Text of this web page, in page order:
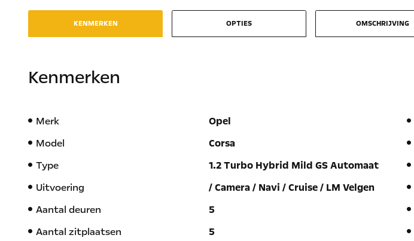
KENMERKEN OPTIES OMSCHRIJVING
Kenmerken
Merk
Opel
Model
Corsa
Type
1.2 Turbo Hybrid Mild GS Automaat
Uitvoering
/ Camera / Navi / Cruise / LM Velgen
Aantal deuren
5
Aantal zitplaatsen
5